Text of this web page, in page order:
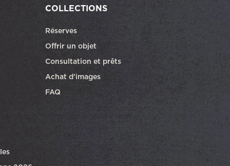
dans une autre fenêtre
COLLECTIONS
Réserves
Offrir un objet
Consultation et prêts
Achat d’images
FAQ